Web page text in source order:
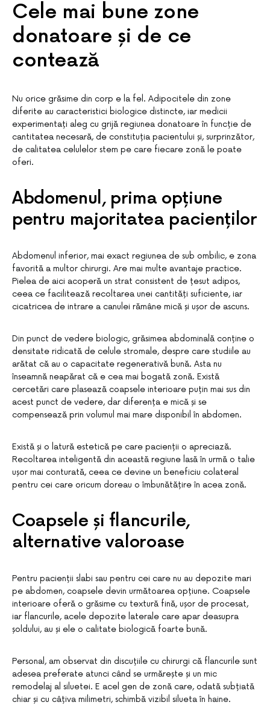
Cele mai bune zone
donatoare și de ce
contează
Nu orice grăsime din corp e la fel. Adipocitele din zone
diferite au caracteristici biologice distincte, iar medicii
experimentați aleg cu grijă regiunea donatoare în funcție de
cantitatea necesară, de constituția pacientului și, surprinzător,
de calitatea celulelor stem pe care fiecare zonă le poate
oferi.
Abdomenul, prima opțiune
pentru majoritatea pacienților
Abdomenul inferior, mai exact regiunea de sub ombilic, e zona
favorită a multor chirurgi. Are mai multe avantaje practice.
Pielea de aici acoperă un strat consistent de țesut adipos,
ceea ce facilitează recoltarea unei cantități suficiente, iar
cicatricea de intrare a canulei rămâne mică și ușor de ascuns.
Din punct de vedere biologic, grăsimea abdominală conține o
densitate ridicată de celule stromale, despre care studiile au
arătat că au o capacitate regenerativă bună. Asta nu
înseamnă neapărat că e cea mai bogată zonă. Există
cercetări care plasează coapsele interioare puțin mai sus din
acest punct de vedere, dar diferența e mică și se
compensează prin volumul mai mare disponibil în abdomen.
Există și o latură estetică pe care pacienții o apreciază.
Recoltarea inteligentă din această regiune lasă în urmă o talie
ușor mai conturată, ceea ce devine un beneficiu colateral
pentru cei care oricum doreau o îmbunătățire în acea zonă.
Coapsele și flancurile,
alternative valoroase
Pentru pacienții slabi sau pentru cei care nu au depozite mari
pe abdomen, coapsele devin următoarea opțiune. Coapsele
interioare oferă o grăsime cu textură fină, ușor de procesat,
iar flancurile, acele depozite laterale care apar deasupra
șoldului, au și ele o calitate biologică foarte bună.
Personal, am observat din discuțiile cu chirurgi că flancurile sunt
adesea preferate atunci când se urmărește și un mic
remodelaj al siluetei. E acel gen de zonă care, odată subțiată
chiar și cu câțiva milimetri, schimbă vizibil silueta în haine.